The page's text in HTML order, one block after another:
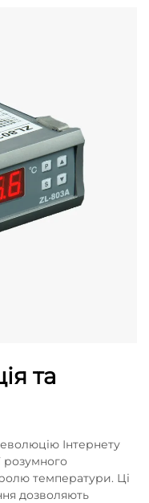
та
Інтернету
розумного
температури. Ці
дозволяють